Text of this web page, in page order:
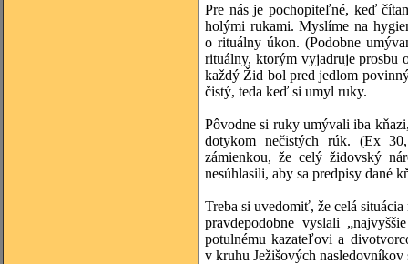
Pre nás je pochopiteľné, keď
holými rukami. Myslíme na
o rituálny úkon. (Podobne
rituálny, ktorým vyjadruje prosbu
každý Žid bol pred jedlom
čistý, teda keď si umyl ruky.
Pôvodne si ruky umývali iba
dotykom nečistých rúk. (Ex
zámienkou, že celý židovský
nesúhlasili, aby sa predpisy dané
Treba si uvedomiť, že celá
pravdepodobne vyslali
potulnému kazateľovi a
v kruhu Ježišových